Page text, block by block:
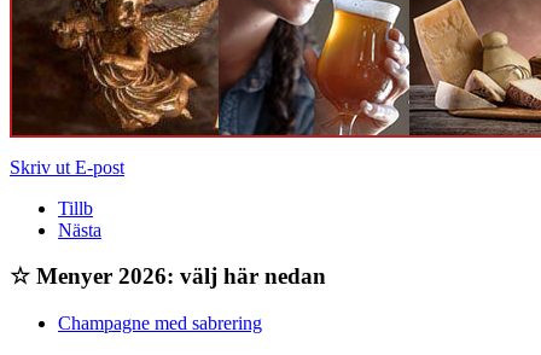
Skriv ut E-post
Tillb
Nästa
☆ Menyer 2026: välj här nedan
Champagne med sabrering